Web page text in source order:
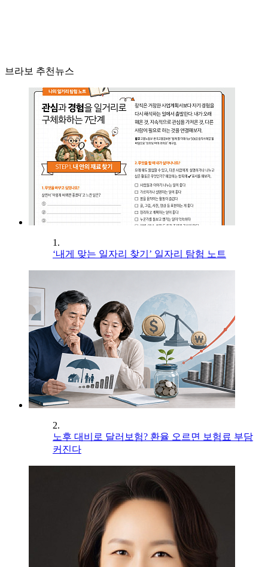
브라보 추천뉴스
1.
‘내게 맞는 일자리 찾기’ 일자리 탐험 노트
2.
노후 대비로 달러보험? 환율 오르면 보험료 부담
커진다